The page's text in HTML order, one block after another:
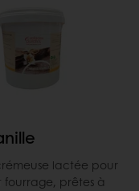
lactée pour
prêtes à